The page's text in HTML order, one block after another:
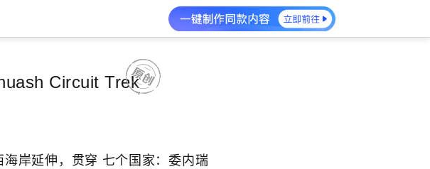
Circuit Trek
岸延伸，贯穿 七个国家：委内瑞